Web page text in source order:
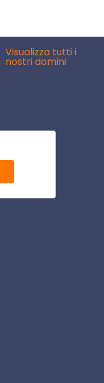
Visualizza tutti i
nostri domini